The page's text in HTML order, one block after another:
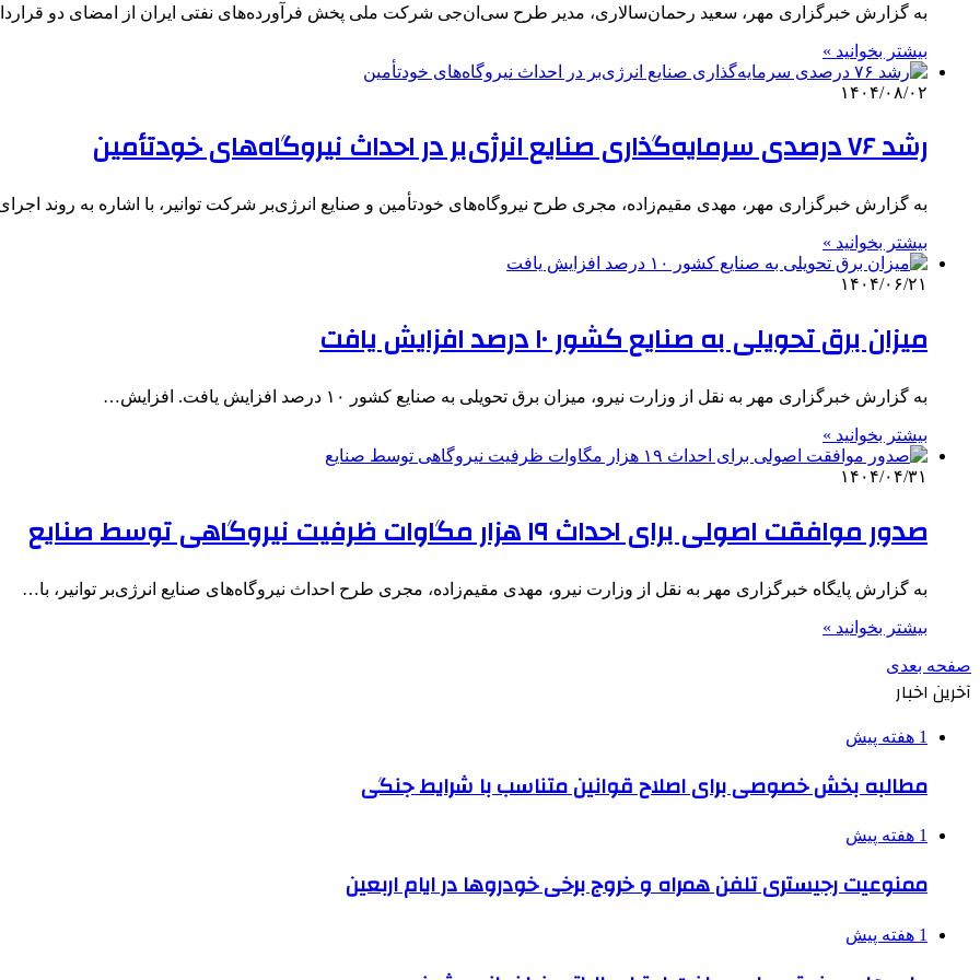
به گزارش خبرگزاری مهر، سعید رحمان‌سالاری، مدیر طرح سی‌ان‌جی شرکت ملی پخش فرآورده‌های نفتی ایران از امضای دو
بیشتر بخوانید »
۱۴۰۴/۰۸/۰۲
رشد ۷۶ درصدی سرمایه‌گذاری صنایع انرژی‌بر در احداث نیروگاه‌های خودتأمین
به گزارش خبرگزاری مهر، مهدی مقیم‌زاده، مجری طرح نیروگاه‌های خودتأمین و صنایع انرژی‌بر شرکت توانیر، با اشاره به روند
بیشتر بخوانید »
۱۴۰۴/۰۶/۲۱
میزان برق تحویلی به صنایع کشور ۱۰ درصد افزایش یافت
به گزارش خبرگزاری مهر به نقل از وزارت نیرو، میزان برق تحویلی به صنایع کشور ۱۰ درصد افزایش یافت. افزایش…
بیشتر بخوانید »
۱۴۰۴/۰۴/۳۱
صدور موافقت اصولی برای احداث ۱۹ هزار مگاوات ظرفیت نیروگاهی توسط صنایع
به گزارش پایگاه خبرگزاری مهر به نقل از وزارت نیرو، مهدی مقیم‌زاده، مجری طرح احداث نیروگاه‌های صنایع انرژی‌بر توانیر، با…
بیشتر بخوانید »
صفحه بعدی
آخرین اخبار
1 هفته پیش
مطالبه بخش خصوصی برای اصلاح قوانین متناسب با شرایط جنگی
1 هفته پیش
ممنوعیت رجیستری تلفن همراه و خروج برخی خودروها در ایام اربعین
1 هفته پیش